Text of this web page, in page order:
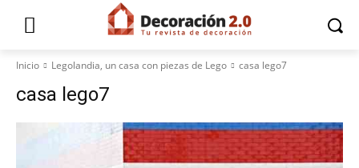
Inicio Legolandia, un casa con piezas de Lego casa lego7
casa lego7